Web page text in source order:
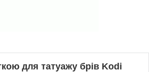
для татуажу брів Kodi